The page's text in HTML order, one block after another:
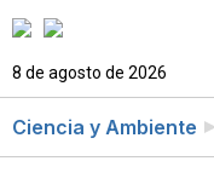
8 de agosto de 2026
Ciencia y Ambiente